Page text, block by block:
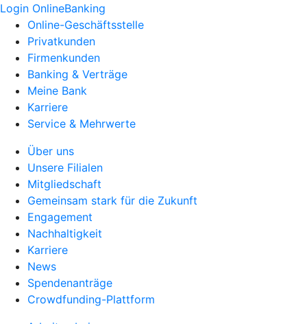
Login OnlineBanking
Online-Geschäftsstelle
Privatkunden
Firmenkunden
Banking & Verträge
Meine Bank
Karriere
Service & Mehrwerte
Über uns
Unsere Filialen
Mitgliedschaft
Gemeinsam stark für die Zukunft
Engagement
Nachhaltigkeit
Karriere
News
Spendenanträge
Crowdfunding-Plattform